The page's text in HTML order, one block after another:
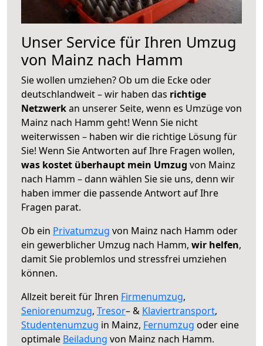
Unser Service für Ihren Umzug
von Mainz nach Hamm
Sie wollen umziehen? Ob um die Ecke oder
deutschlandweit – wir haben das richtige
Netzwerkan unserer Seite, wenn es Umzüge von
Mainz nach Hamm geht! Wenn Sie nicht
weiterwissen – haben wir die richtige Lösung für
Sie! Wenn Sie Antworten auf Ihre Fragen wollen,
was kostet überhaupt mein Umzug von Mainz
nach Hamm – dann wählen Sie sie uns, denn wir
haben immer die passende Antwort auf Ihre
Fragen parat.
Ob ein Privatumzug von Mainz nach Hamm oder
ein gewerblicher Umzug nach Hamm, wir helfen,
damit Sie problemlos und stressfrei umziehen
können.
Allzeit bereit für Ihren Firmenumzug,
Seniorenumzug, Tresor– & Klaviertransport,
Studentenumzug in Mainz, Fernumzug oder eine
optimale Beiladung von Mainz nach Hamm.